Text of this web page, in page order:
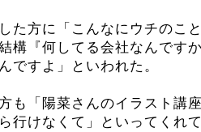
た方に「こんなにウチのこ
構『何してる会社なんです
ですよ」といわれた。
も「陽菜さんのイラスト講
行けなくて」といってくれ